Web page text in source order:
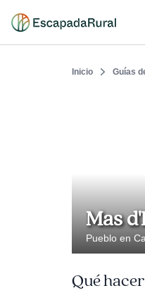
Inicio Guías
Mas
Pueblo en
Qué hacer